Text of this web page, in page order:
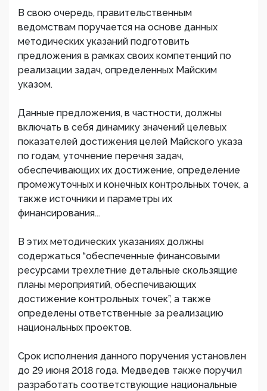
В свою очередь, правительственным
ведомствам поручается на основе данных
методических указаний подготовить
предложения в рамках своих компетенций по
реализации задач, определенных Майским
указом.
Данные предложения, в частности, должны
включать в себя динамику значений целевых
показателей достижения целей Майского указа
по годам, уточнение перечня задач,
обеспечивающих их достижение, определение
промежуточных и конечных контрольных точек, а
также источники и параметры их
финансирования...
В этих методических указаниях должны
содержаться “обеспеченные финансовыми
ресурсами трехлетние детальные скользящие
планы мероприятий, обеспечивающих
достижение контрольных точек”, а также
определены ответственные за реализацию
национальных проектов.
Срок исполнения данного поручения установлен
до 29 июня 2018 года. Медведев также поручил
разработать соответствующие национальные